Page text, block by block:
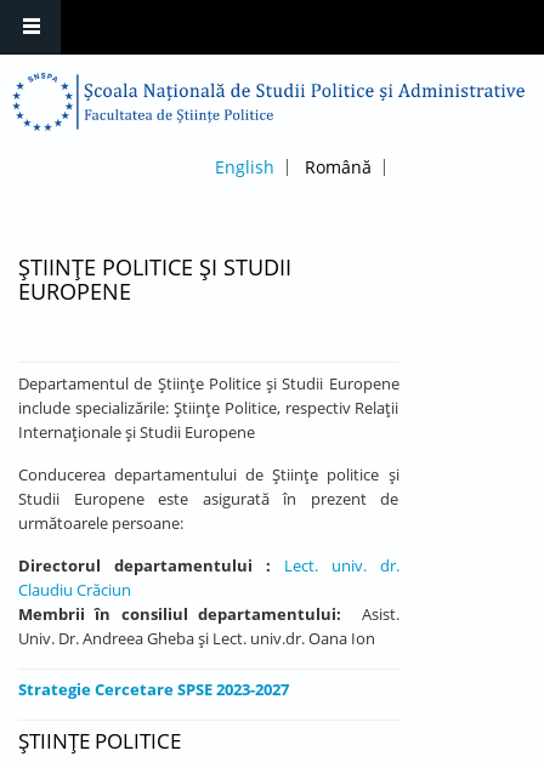
English Română
ȘTIINȚE POLITICE ȘI STUDII
EUROPENE
Departamentul de Științe Politice și Studii Europene
include specializările: Științe Politice, respectiv Relații
Internaționale și Studii Europene
Conducerea departamentului de Științe politice și
Studii Europene este asigurată în prezent de
următoarele persoane:
Directorul departamentului : Lect. univ. dr.
Claudiu Crăciun
Membrii în consiliul departamentului: Asist.
Univ. Dr. Andreea Gheba și Lect. univ.dr. Oana Ion
Strategie Cercetare SPSE 2023-2027
ȘTIINȚE POLITICE